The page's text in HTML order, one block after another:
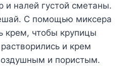
и налей густой сметаны.
С помощью миксера
крем, чтобы крупицы
и крем
и пористым.